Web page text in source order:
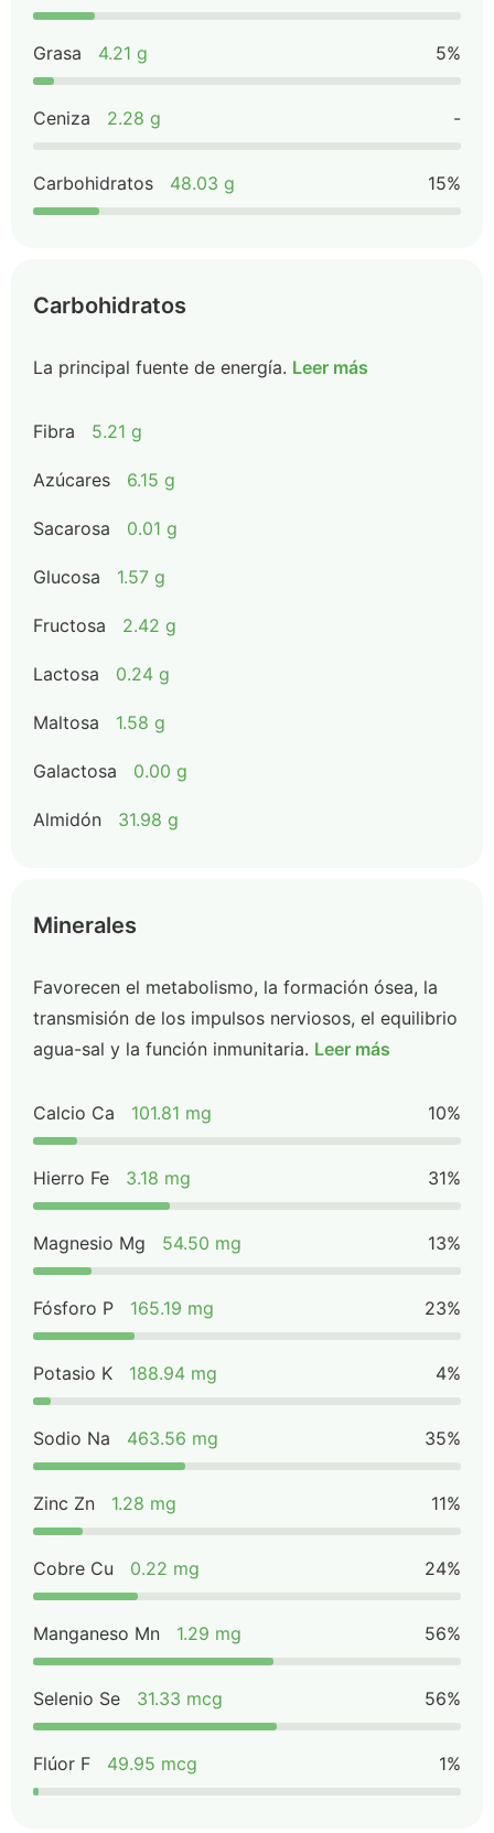
Grasa 4.21 g 5%
Ceniza 2.28 g -
Carbohidratos 48.03 g 15%
Carbohidratos
La principal fuente de energía. Leer más
Fibra 5.21 g
Azúcares 6.15 g
Sacarosa 0.01 g
Glucosa 1.57 g
Fructosa 2.42 g
Lactosa 0.24 g
Maltosa 1.58 g
Galactosa 0.00 g
Almidón 31.98 g
Minerales
Favorecen el metabolismo, la formación ósea, la
transmisión de los impulsos nerviosos, el equilibrio
agua-sal y la función inmunitaria. Leer más
Calcio Ca 101.81 mg 10%
Hierro Fe 3.18 mg 31%
Magnesio Mg 54.50 mg 13%
Fósforo P 165.19 mg 23%
Potasio K 188.94 mg 4%
Sodio Na 463.56 mg 35%
Zinc Zn 1.28 mg 11%
Cobre Cu 0.22 mg 24%
Manganeso Mn 1.29 mg 56%
Selenio Se 31.33 mcg 56%
Flúor F 49.95 mcg 1%